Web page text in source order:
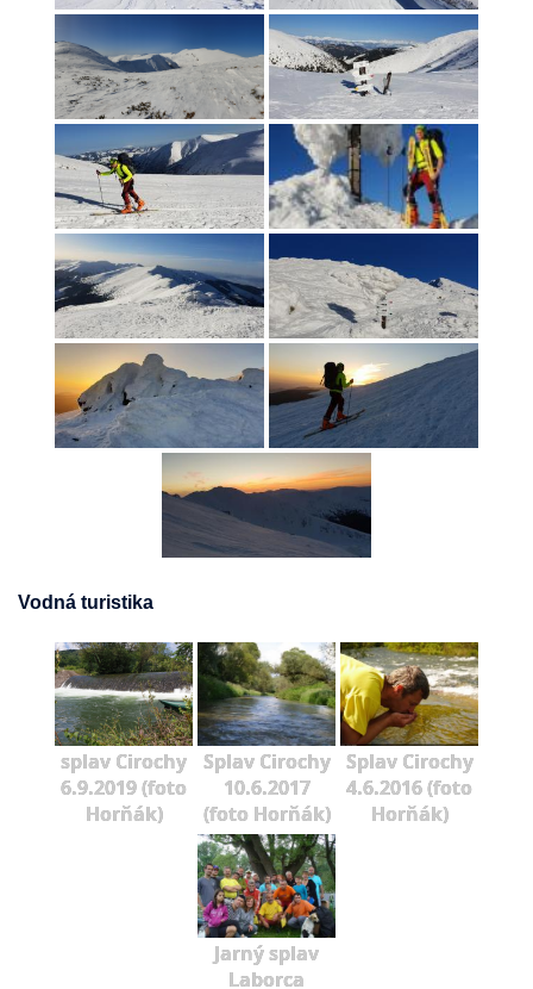
Vodná turistika
splav Cirochy
6.9.2019 (foto
Horňák)
Splav Cirochy
10.6.2017
(foto Horňák)
Splav Cirochy
4.6.2016 (foto
Horňák)
Jarný splav
Laborca